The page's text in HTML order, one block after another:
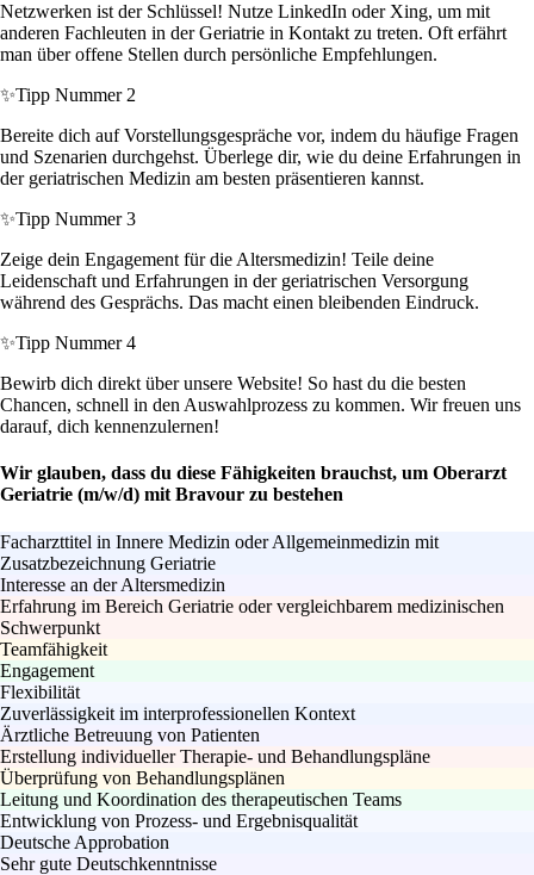
Netzwerken ist der Schlüssel! Nutze LinkedIn oder Xing, um mit
anderen Fachleuten in der Geriatrie in Kontakt zu treten. Oft erfährt
man über offene Stellen durch persönliche Empfehlungen.
✨Tipp Nummer 2
Bereite dich auf Vorstellungsgespräche vor, indem du häufige Fragen
und Szenarien durchgehst. Überlege dir, wie du deine Erfahrungen in
der geriatrischen Medizin am besten präsentieren kannst.
✨Tipp Nummer 3
Zeige dein Engagement für die Altersmedizin! Teile deine
Leidenschaft und Erfahrungen in der geriatrischen Versorgung
während des Gesprächs. Das macht einen bleibenden Eindruck.
✨Tipp Nummer 4
Bewirb dich direkt über unsere Website! So hast du die besten
Chancen, schnell in den Auswahlprozess zu kommen. Wir freuen uns
darauf, dich kennenzulernen!
Wir glauben, dass du diese Fähigkeiten brauchst, um Oberarzt
Geriatrie (m/w/d) mit Bravour zu bestehen
Facharzttitel in Innere Medizin oder Allgemeinmedizin mit
Zusatzbezeichnung Geriatrie
Interesse an der Altersmedizin
Erfahrung im Bereich Geriatrie oder vergleichbarem medizinischen
Schwerpunkt
Teamfähigkeit
Engagement
Flexibilität
Zuverlässigkeit im interprofessionellen Kontext
Ärztliche Betreuung von Patienten
Erstellung individueller Therapie- und Behandlungspläne
Überprüfung von Behandlungsplänen
Leitung und Koordination des therapeutischen Teams
Entwicklung von Prozess- und Ergebnisqualität
Deutsche Approbation
Sehr gute Deutschkenntnisse